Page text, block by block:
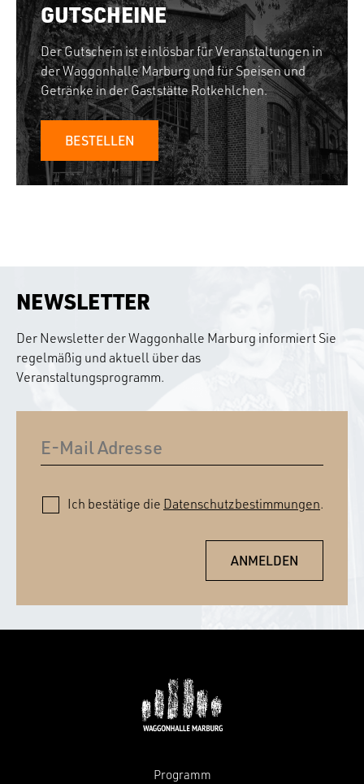
GUTSCHEINE
Der Gutschein ist einlösbar für Veranstaltungen in
der Waggonhalle Marburg und für Speisen und
Getränke in der Gaststätte Rotkehlchen.
BESTELLEN
NEWSLETTER
Der Newsletter der Waggonhalle Marburg informiert Sie
regelmäßig und aktuell über das
Veranstaltungsprogramm.
Ich bestätige die Datenschutzbestimmungen.
Programm